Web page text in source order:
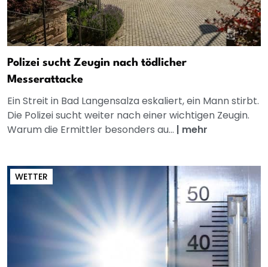
Polizei sucht Zeugin nach tödlicher
Messerattacke
Ein Streit in Bad Langensalza eskaliert, ein Mann stirbt.
Die Polizei sucht weiter nach einer wichtigen Zeugin.
Warum die Ermittler besonders au... | mehr
WETTER